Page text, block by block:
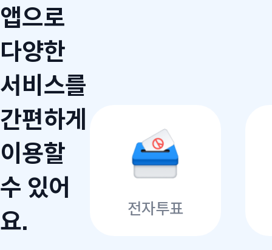
앱으로
다양한
서비스를
간편하게
이용할
수 있어
요.
전자투표